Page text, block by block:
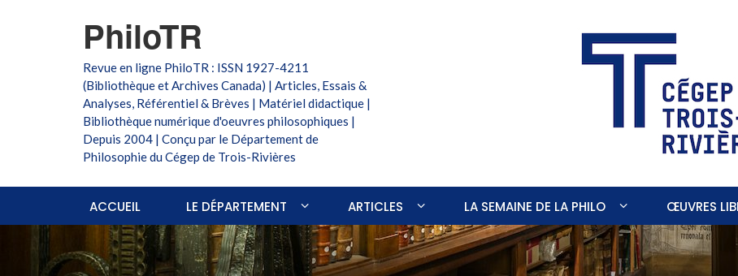
PhiloTR
Revue en ligne PhiloTR : ISSN 1927-4211
(Bibliothèque et Archives Canada) | Articles, Essais &
Analyses, Référentiel & Brèves | Matériel didactique |
Bibliothèque numérique d'oeuvres philosophiques |
Depuis 2004 | Conçu par le Département de
Philosophie du Cégep de Trois-Rivières
ACCUEIL LE DÉPARTEMENT ARTICLES LA SEMAINE DE LA PHILO ŒUVRES